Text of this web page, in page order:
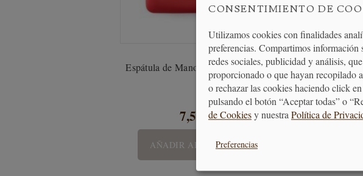
Espátula de Mano en Silicona Roja
7,50 €
AÑADIR AL CARRITO
CONSENTIMIENTO DE
Utilizamos cookies con finalidades
preferencias. Compartimos información
redes sociales, publicidad y análisis,
proporcionado o que hayan recopilado
o rechazar las cookies haciendo click
pulsando el botón “Aceptar todas” o
de Cookiesy nuestraPolítica de
Preferencias